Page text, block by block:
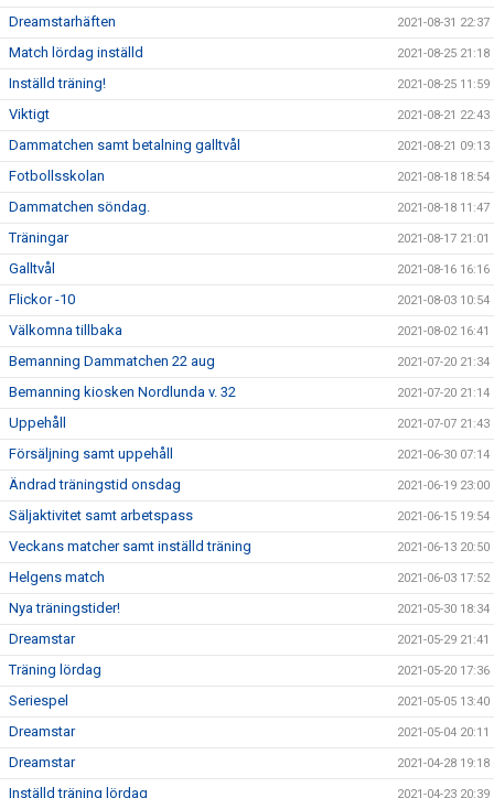
Dreamstarhäften 2021-08-31 22:37
Match lördag inställd 2021-08-25 21:18
Inställd träning! 2021-08-25 11:59
Viktigt 2021-08-21 22:43
Dammatchen samt betalning galltvål 2021-08-21 09:13
Fotbollsskolan 2021-08-18 18:54
Dammatchen söndag. 2021-08-18 11:47
Träningar 2021-08-17 21:01
Galltvål 2021-08-16 16:16
Flickor -10 2021-08-03 10:54
Välkomna tillbaka 2021-08-02 16:41
Bemanning Dammatchen 22 aug 2021-07-20 21:34
Bemanning kiosken Nordlunda v. 32 2021-07-20 21:14
Uppehåll 2021-07-07 21:43
Försäljning samt uppehåll 2021-06-30 07:14
Ändrad träningstid onsdag 2021-06-19 23:00
Säljaktivitet samt arbetspass 2021-06-15 19:54
Veckans matcher samt inställd träning 2021-06-13 20:50
Helgens match 2021-06-03 17:52
Nya träningstider! 2021-05-30 18:34
Dreamstar 2021-05-29 21:41
Träning lördag 2021-05-20 17:36
Seriespel 2021-05-05 13:40
Dreamstar 2021-05-04 20:11
Dreamstar 2021-04-28 19:18
Inställd träning lördag 2021-04-23 20:39